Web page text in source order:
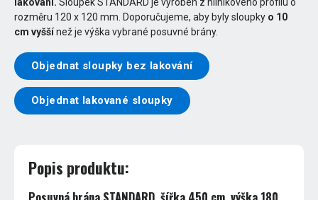
rozměru 120 x 120 mm. Doporučujeme, aby byly sloupky o 10
cm vyššínež je výška vybrané posuvné brány.
Objednat sloupky bez lakování
Objednat lakované sloupky
Popis produktu: